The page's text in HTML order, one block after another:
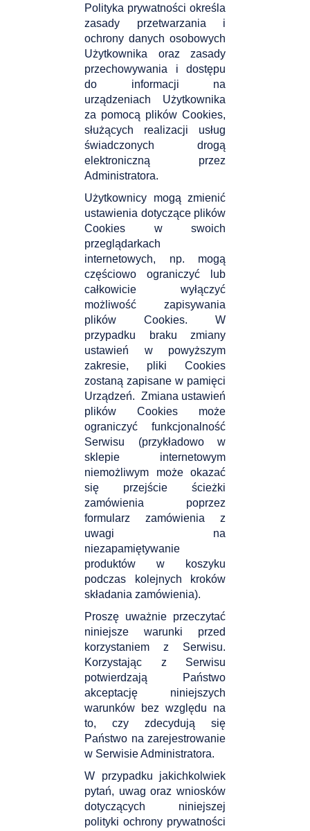
Polityka prywatności określa
zasady przetwarzania i
ochrony danych osobowych
Użytkownika oraz zasady
przechowywania i dostępu
do informacji na
urządzeniach Użytkownika
za pomocą plików Cookies,
służących realizacji usług
świadczonych drogą
elektroniczną przez
Administratora.
Użytkownicy mogą zmienić
ustawienia dotyczące plików
Cookies w swoich
przeglądarkach
internetowych, np. mogą
częściowo ograniczyć lub
całkowicie wyłączyć
możliwość zapisywania
plików Cookies. W
przypadku braku zmiany
ustawień w powyższym
zakresie, pliki Cookies
zostaną zapisane w pamięci
Urządzeń. Zmiana ustawień
plików Cookies może
ograniczyć funkcjonalność
Serwisu (przykładowo w
sklepie internetowym
niemożliwym może okazać
się przejście ścieżki
zamówienia poprzez
formularz zamówienia z
uwagi na
niezapamiętywanie
produktów w koszyku
podczas kolejnych kroków
składania zamówienia).
Proszę uważnie przeczytać
niniejsze warunki przed
korzystaniem z Serwisu.
Korzystając z Serwisu
potwierdzają Państwo
akceptację niniejszych
warunków bez względu na
to, czy zdecydują się
Państwo na zarejestrowanie
w Serwisie Administratora.
W przypadku jakichkolwiek
pytań, uwag oraz wniosków
dotyczących niniejszej
polityki ochrony prywatności